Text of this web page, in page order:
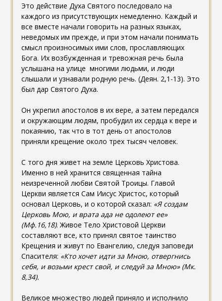
Это действие Духа Святого последовало на
каждого из присутствующих немедленно. Каждый и
все вместе начали говорить на разных языках,
неведомых им прежде, и при этом начали понимать
смысл произносимых ими слов, прославляющих
Бога. Их возбужденная и тревожная речь была
услышана на улице многими людьми, и люди
слышали и узнавали родную речь. (Деян. 2,1-13). Это
был дар Святого Духа.
Он укрепил апостолов в их вере, а затем передался
и окружающим людям, пробудил их сердца к вере и
покаянию, так что в тот день от апостолов
приняли крещение около трех тысяч человек.
С того дня живет на земле Церковь Христова.
Именно в ней хранится священная тайна
неизреченной любви Святой Троицы. Главой
Церкви является Сам Иисус Христос, который
основал Церковь, и о которой сказал: «Я создам
Церковь Мою, и врата ада не одолеют ее»
(Мф.16,18). Живое Тело Христовой Церкви
составляют все, кто принял святое таинство
Крещения и живут по Евангелию, следуя заповеди
Спасителя: «Кто хочет идти за Мною, отвергнись
себя, и возьми крест свой, и следуй за Мною» (Мк.
8,34).
Великое множество людей приняло и исполнило